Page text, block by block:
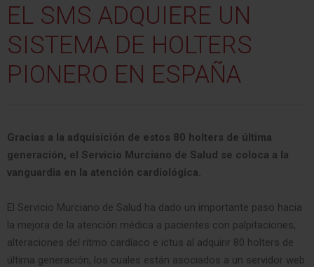
EL SMS ADQUIERE UN
SISTEMA DE HOLTERS
PIONERO EN ESPAÑA
Gracias a la adquisición de estos 80 holters de última
generación, el Servicio Murciano de Salud se coloca a la
vanguardia en la atención cardiológica.
El Servicio Murciano de Salud ha dado un importante paso hacia
la mejora de la atención médica a pacientes con palpitaciones,
alteraciones del ritmo cardíaco e ictus al adquirir 80 holters de
última generación, los cuales están asociados a un servidor web